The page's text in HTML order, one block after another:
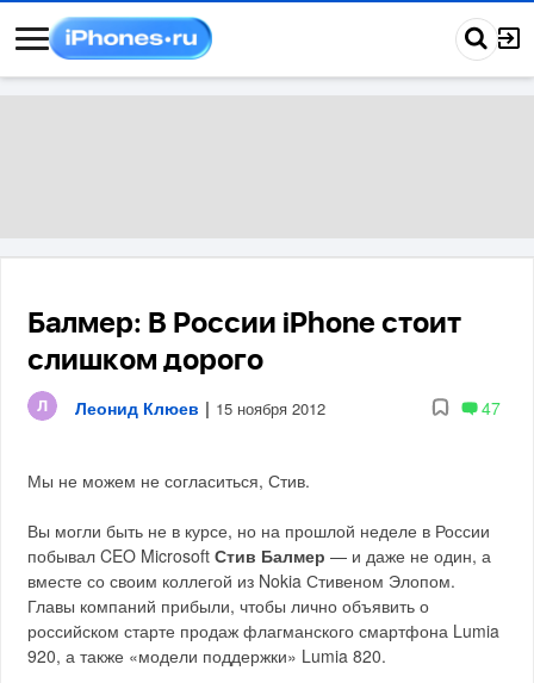
Балмер: В России iPhone стоит
слишком дорого
Леонид Клюев | 15 ноября 2012 47
Мы не можем не согласиться, Стив.
Вы могли быть не в курсе, но на прошлой неделе в России
побывал CEO MicrosoftСтив Балмер — и даже не один, а
вместе со своим коллегой из Nokia Стивеном Элопом.
Главы компаний прибыли, чтобы лично объявить о
российском старте продаж флагманского смартфона Lumia
920, а также «модели поддержки» Lumia 820.